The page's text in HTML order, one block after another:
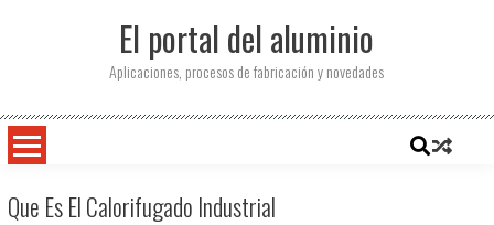
El portal del aluminio
Aplicaciones, procesos de fabricación y novedades
Que Es El Calorifugado Industrial